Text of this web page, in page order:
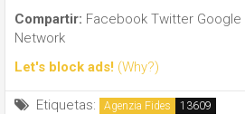
Compartir: Facebook Twitter Google
Network
Let's block ads! (Why?)
Etiquetas: Agenzia Fides